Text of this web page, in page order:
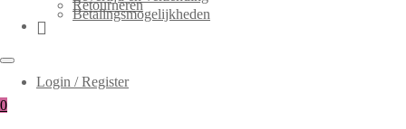
Retourneren
Betalingsmogelijkheden
Login / Register
0